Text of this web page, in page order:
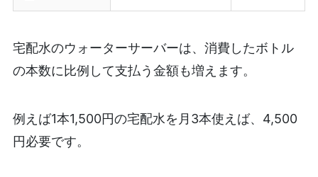
宅配水のウォーターサーバーは、消費したボトル
の本数に比例して支払う金額も増えます。
例えば1本1,500円の宅配水を月3本使えば、4,500
円必要です。